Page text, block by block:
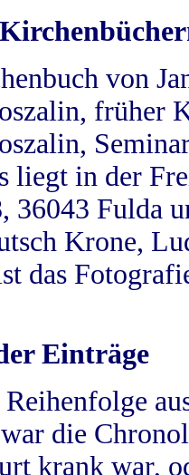
von
früher
liegt in der
36043 Fulda
Krone,
das
Einträge
die
krank war,